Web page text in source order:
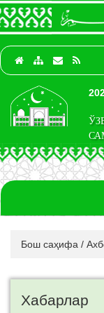
Бош саҳифа /
Хабарлар